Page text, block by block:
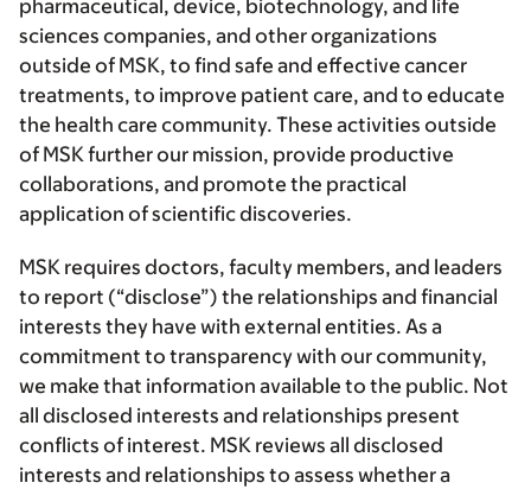
pharmaceutical, device, biotechnology, and life
sciences companies, and other organizations
outside of MSK, to find safe and effective cancer
treatments, to improve patient care, and to educate
the health care community. These activities outside
of MSK further our mission, provide productive
collaborations, and promote the practical
application of scientific discoveries.
MSK requires doctors, faculty members, and leaders
to report (“disclose”) the relationships and financial
interests they have with external entities. As a
commitment to transparency with our community,
we make that information available to the public. Not
all disclosed interests and relationships present
conflicts of interest. MSK reviews all disclosed
interests and relationships to assess whether a